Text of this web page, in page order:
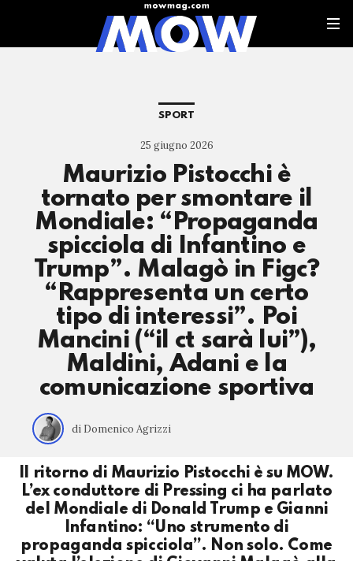
SPORT
25 giugno 2026
Maurizio Pistocchi è
tornato per smontare il
Mondiale: “Propaganda
spicciola di Infantino e
Trump”. Malagò in Figc?
“Rappresenta un certo
tipo di interessi”. Poi
Mancini (“il ct sarà lui”),
Maldini, Adani e la
comunicazione sportiva
di Domenico Agrizzi
Il ritorno di Maurizio Pistocchi è su MOW.
L’ex conduttore di Pressing ci ha parlato
del Mondiale di Donald Trump e Gianni
Infantino: “Uno strumento di
propaganda spicciola”. Non solo. Come